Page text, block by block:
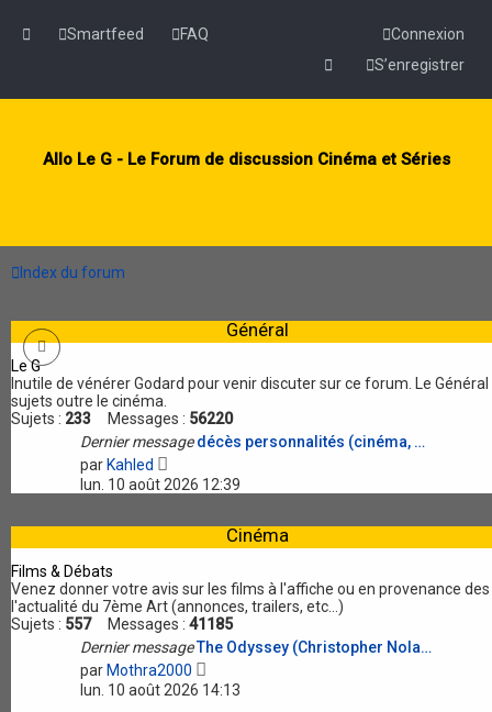
Smartfeed FAQ
Connexion
S’enregistrer
Allo Le G - Le Forum de discussion Cinéma et Séries
Index du forum
Général
Le G
Inutile de vénérer Godard pour venir discuter sur ce forum. Le
sujets outre le cinéma.
Sujets : 233 Messages : 56220
Dernier message décès personnalités (cinéma, …
par Kahled
o
i
l
e
e
r
n
i
e
r
m
lun. 10 août 2026 12:39
Cinéma
Films & Débats
Venez donner votre avis sur les films à l'affiche ou en provenance
l'actualité du 7ème Art (annonces, trailers, etc...)
Sujets : 557Messages : 41185
Dernier messageThe Odyssey (Christopher Nola…
par Mothra2000
o
i
lun. 10 août 2026 14:13